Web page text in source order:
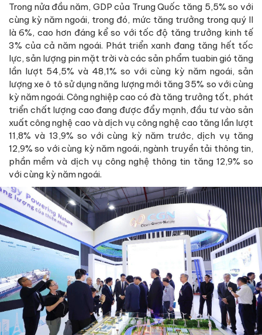
Trong nửa đầu năm, GDP của Trung Quốc tăng 5,5% so với
cùng kỳ năm ngoái, trong đó, mức tăng trưởng trong quý II
là 6%, cao hơn đáng kể so với tốc độ tăng trưởng kinh tế
3% của cả năm ngoái. Phát triển xanh đang tăng hết tốc
lực, sản lượng pin mặt trời và các sản phẩm tuabin gió tăng
lần lượt 54,5% và 48,1% so với cùng kỳ năm ngoái, sản
lượng xe ô tô sử dụng năng lượng mới tăng 35% so với cùng
kỳ năm ngoái. Công nghiệp cao có đà tăng trưởng tốt, phát
triển chất lượng cao đang được đẩy mạnh, đầu tư vào sản
xuất công nghệ cao và dịch vụ công nghệ cao tăng lần lượt
11,8% và 13,9% so với cùng kỳ năm trước, dịch vụ tăng
12,9% so với cùng kỳ năm ngoái, ngành truyền tải thông tin,
phần mềm và dịch vụ công nghệ thông tin tăng 12,9% so
với cùng kỳ năm ngoái.